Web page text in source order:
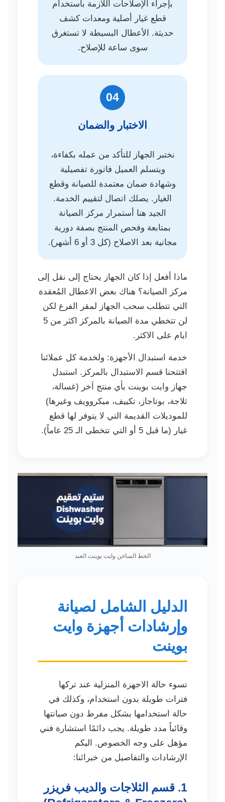
بإجراء الإصلاحات اللازمة باستخدام
قطع غيار أصلية ومعدات كشف
حديثة. الأعطال البسيطة لا تستغرق
سوى ساعة للإصلاح.
04
الاختبار والضمان
نختبر الجهاز للتأكد من عمله بكفاءة،
ويتسلم العميل فاتورة تفصيلية
وشهادة ضمان معتمدة للصيانة وقطع
الغيار. يصلك اتصال لتقييم الخدمة.
الجيد هنا أستمرار مركز الصيانة
بمتابعة وفحص المنتج بصفة دورية
مجانية بعد الاصلاح (كل 3 أو 6 أشهر).
ماذا أفعل إذا كان الجهاز يحتاج إلى نقل إلى
مركز الصيانة؟ هناك بعض الاعطال المُعقدة
التي تتطلب سحب الجهاز لمقر الفرع لكن
لن تتخطي مدة الصيانة بالمركز اكثر من 5
ايام على الاكثر.
خدمة استبدال الأجهزة: ولخدمة كل عملائنا
افتتحنا قسم الاستبدال بالمركز. استبدل
جهاز وايت بوينت بأي منتج اَخر (غسالة،
ثلاجة، بوتاجاز، تكييف، ميكروويف وغيرها)
للموديلات القديمة التي لا يتوفر لها قطع
غيار (ما قبل 5 أو التي تتخطى الـ 25 عاماً).
الخط الساخن وايت بوينت العبد
الدليل الشامل لصيانة
وإرشادات أجهزة وايت
بوينت
تسوء حالة الاجهزة المنزلية عند تركها
فترات طويلة بدون استخدام، وكذلك في
حالة استخدامها بشكل مفرط دون صيانتها
وقائياً مدد طويلة. يجب دائمًا استشارة فني
مؤهل على وجه الخصوص. اليكم
الإرشادات والتفاصيل من خبرائنا:
1. قسم الثلاجات والديب فريزر